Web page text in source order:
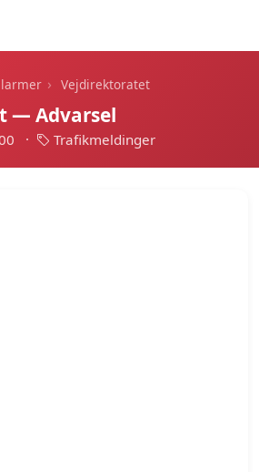
› Vejdirektoratet
— Advarsel
· Trafikmeldinger